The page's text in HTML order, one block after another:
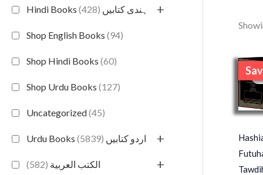
Hindi Books ہندی کتابیں (428) +
Shop English Books (94)
Shop Hindi Books (60)
Shop Urdu Books (127)
Uncategorized(45)
Urdu Books اردو کتابیں (5839) +
الكتب العربية (582) +